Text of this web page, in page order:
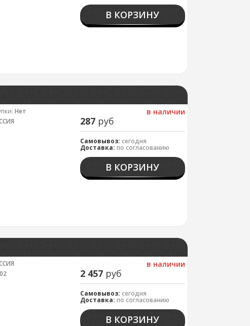
В КОРЗИНУ
в наличии
287 руб
Самовывоз: сегодня
Доставка: по согласованию
В КОРЗИНУ
Нет
в наличии
2 457 руб
Самовывоз: сегодня
Доставка: по согласованию
В КОРЗИНУ